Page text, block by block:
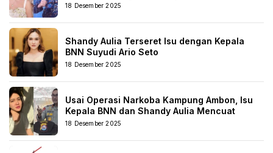
18 Desember 2025
Shandy Aulia Terseret Isu dengan Kepala
BNN Suyudi Ario Seto
18 Desember 2025
Usai Operasi Narkoba Kampung Ambon, Isu
Kepala BNN dan Shandy Aulia Mencuat
18 Desember 2025